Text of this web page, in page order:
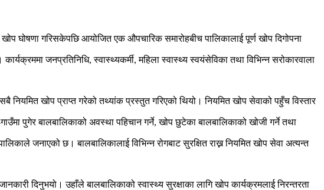
घोषणा गरिसकेपछि आयोजित एक औपचारिक समारोहबीच पालिकालाई पूर्ण खोप दिगोपना
जनप्रतिनिधि, स्वास्थ्यकर्मी, महिला स्वास्थ्य स्वयंसेविका तथा विभिन्न सरोकारवाला
नियमित खोप प्राप्त गरेको तथ्यांक प्रस्तुत गरिएको थियो। नियमित खोप सेवाको पहुँच विस्तार
पुगेर बालबालिकाको अवस्था पहिचान गर्ने, खोप छुटेका बालबालिकाको खोजी गर्ने तथा
जनाएको छ। बालबालिकालाई विभिन्न रोगबाट सुरक्षित राख्न नियमित खोप सेवा अत्यन्त
दिनुभयो। उहाँले बालबालिकाको स्वास्थ्य सुरक्षाका लागि खोप कार्यक्रमलाई निरन्तरता